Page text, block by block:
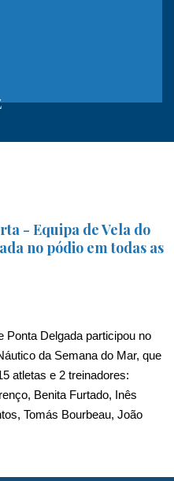
- Equipa de Vela do
no pódio em todas as
Ponta Delgada participou no
da Semana do Mar, que
atletas e 2 treinadores:
Benita Furtado, Inês
Tomás Bourbeau, João